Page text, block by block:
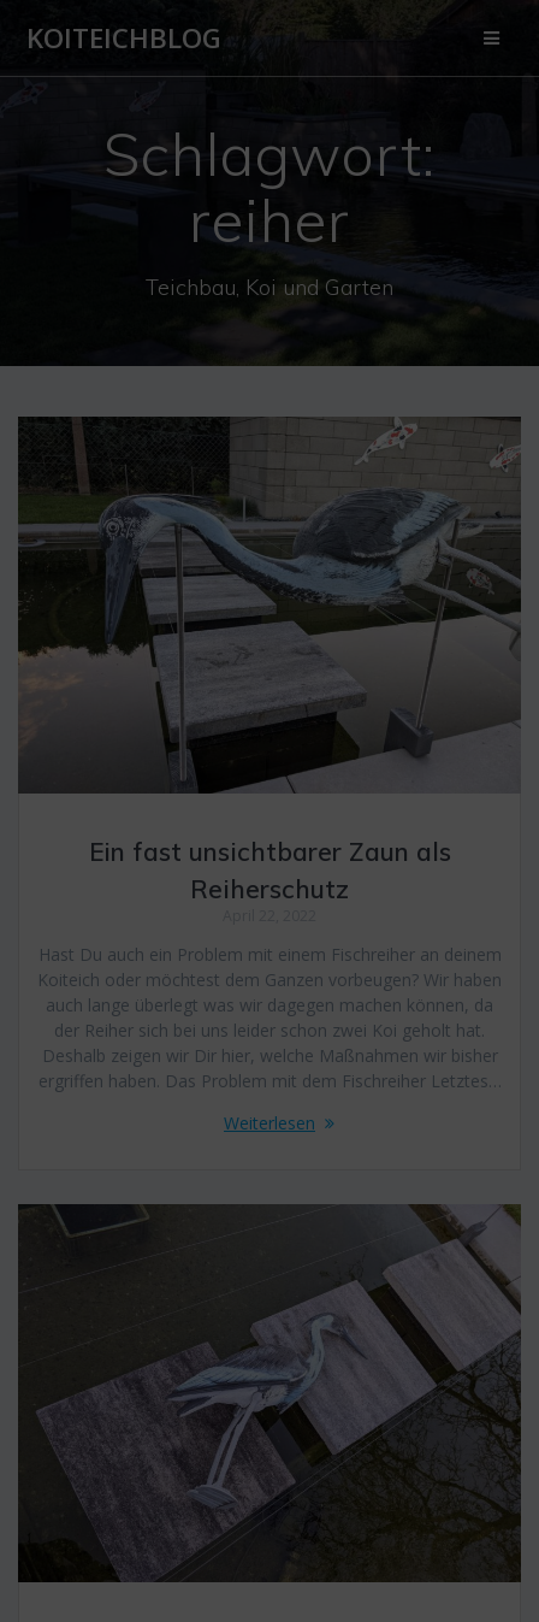
Inhalt
KOITEICHBLOG
Schlagwort:
reiher
Teichbau, Koi und Garten
Ein fast unsichtbarer Zaun als
Reiherschutz
Hast Du auch ein Problem mit einem Fischreiher an deinem
Koiteich oder möchtest dem Ganzen vorbeugen? Wir haben
auch lange überlegt was wir dagegen machen können, da
der Reiher sich bei uns leider schon zwei Koi geholt hat.
Deshalb zeigen wir Dir hier, welche Maßnahmen wir bisher
ergriffen haben. Das Problem mit dem Fischreiher Letztes…
Weiterlesen